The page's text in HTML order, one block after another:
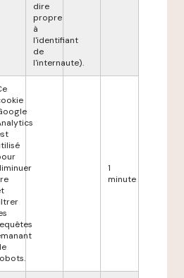
dire
propre
à
l'identifiant
de
l'internaute).
1
minute